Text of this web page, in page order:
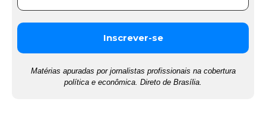
Matérias apuradas por jornalistas profissionais na cobertura
política e econômica. Direto de Brasília.